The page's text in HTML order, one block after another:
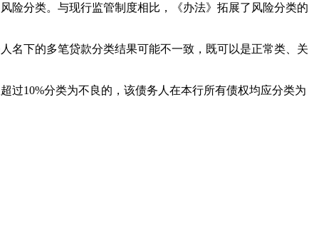
分类。与现行监管制度相比，《办法》拓展了风险分类的
下的多笔贷款分类结果可能不一致，既可以是正常类、关
10%分类为不良的，该债务人在本行所有债权均应分类为